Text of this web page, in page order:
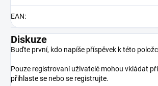
EAN:
Diskuze
Buďte první, kdo napíše příspěvek k této
Pouze registrovaní uživatelé mohou vkládat
přihlaste se nebo se registrujte.